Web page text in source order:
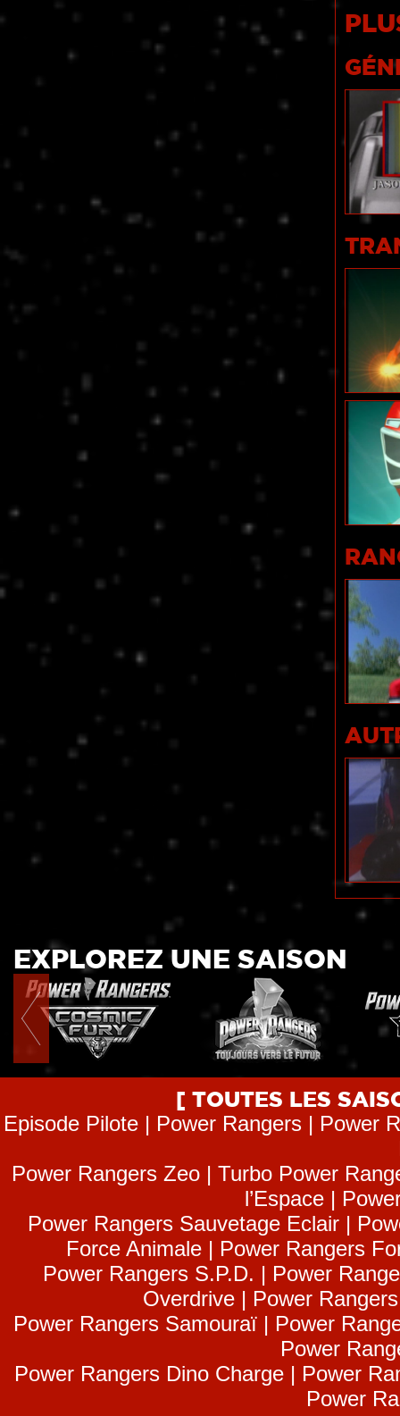
EXPLOREZ UNE SAISON
[ TOUTES LES
Episode Pilote | Power Rangers | Power
Power Rangers Zeo | Turbo Power
l’Espace |
Power Rangers Sauvetage Eclair |
Force Animale | Power Rangers
Power Rangers S.P.D. | Power
Overdrive | Power
Power Rangers Samouraï | Power
Power
Power Rangers Dino Charge | Power
Power